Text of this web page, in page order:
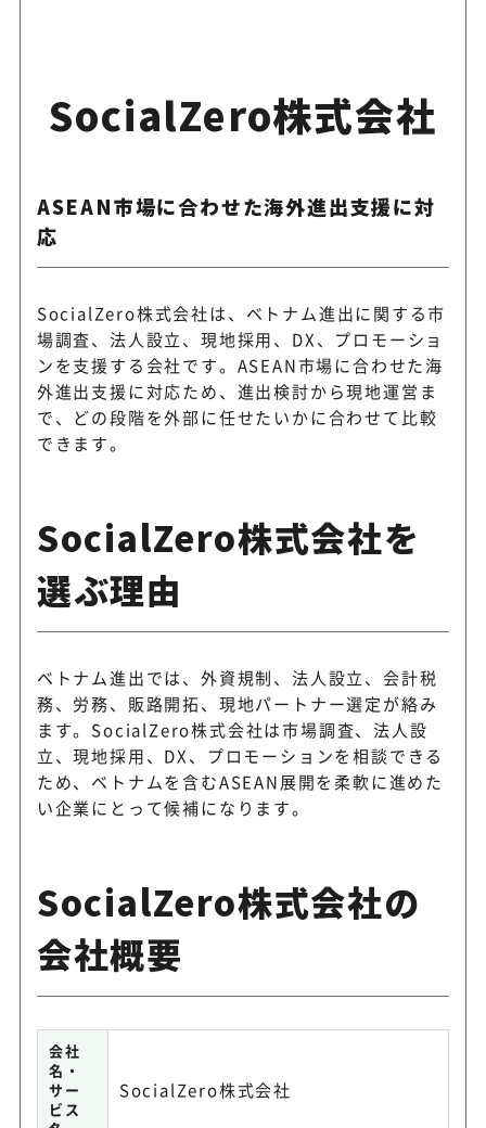
トライコー株式会社
ベトナム法を踏まえた進出・
対応
株式会社黎明コンサル
ティング・グループ
外資規制業種への進出支援に
株式会社SHINGI ベトナム進出をワンストップ
OKB Consulting Vi
etnam
調達先・販路開拓・市場調査
ONE-VALUE株式会
市場調査から法人設立・会計
AGS JOINT STOCK
COMPANY
法人設立から会計税務・営業
応
SocialZero株式会社
ASEAN市場に合わせた海外進出支援に対
応
SocialZero株式会社は、ベトナム進出に関する市
場調査、法人設立、現地採用、DX、プロモーショ
ンを支援する会社です。ASEAN市場に合わせた海
外進出支援に対応ため、進出検討から現地運営ま
で、どの段階を外部に任せたいかに合わせて比較
できます。
SocialZero株式会社を
選ぶ理由
ベトナム進出では、外資規制、法人設立、会計税
務、労務、販路開拓、現地パートナー選定が絡み
ます。SocialZero株式会社は市場調査、法人設
立、現地採用、DX、プロモーションを相談できる
ため、ベトナムを含むASEAN展開を柔軟に進めた
い企業にとって候補になります。
SocialZero株式会社の
会社概要
会社
名・
サー
ビス
SocialZero株式会社